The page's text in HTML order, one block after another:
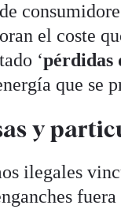
el coste
‘pérdidas
que se
y
ilegales